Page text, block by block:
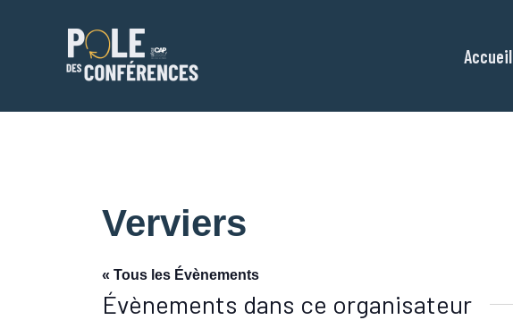
Accueil
Verviers
« Tous les Évènements
Évènements dans ce organisateur